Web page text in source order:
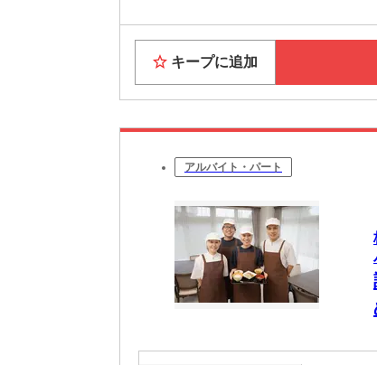
キープに追加
アルバイト・パート